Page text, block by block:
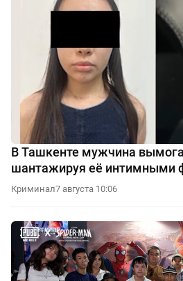
В Ташкенте мужчина
шантажируя её интимными
Криминал7 августа 10:06